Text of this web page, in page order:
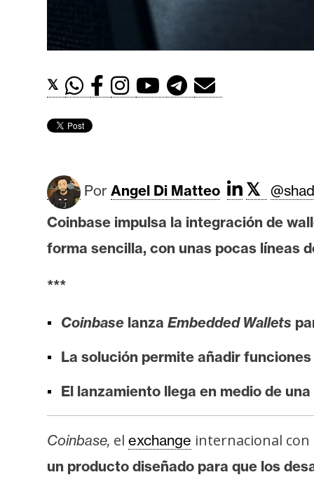
e
e
m
I
A
A
á
i
i
o
t
𝕏
Por Angel Di Matteo 𝕏
Coinbase impulsa la integración de
forma sencilla, con unas pocas líneas
***
Coinbase lanza Embedded Wallets
La solución permite añadir
El lanzamiento llega en medio de
Coinbase, el exchange internacional con
un producto diseñado para que los